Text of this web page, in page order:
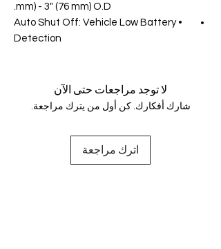
mm) - 3" (76 mm) O.D.
• Auto Shut Off: Vehicle Low Battery
Detection
لا توجد مراجعات حتى الآن
شارك أفكارك. كن أول من يترك مراجعة.
اترك مراجعة